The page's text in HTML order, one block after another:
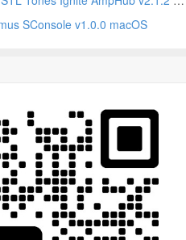
SConsole v1.0.0 macOS